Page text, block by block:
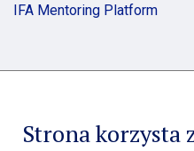
IFA Mentoring Platform
Copyright 2021 IFA
Strona korzysta